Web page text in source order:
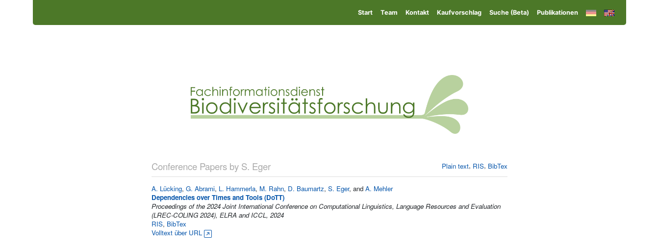
Start Team Kontakt Kaufvorschlag Suche (Beta) Publikationen
Plain text, RIS, BibTex
Conference Papers by S. Eger
A. Lücking, G. Abrami, L. Hammerla, M. Rahn, D. Baumartz, S. Eger, and A. Mehler
Dependencies over Times and Tools (DoTT)
Proceedings of the 2024 Joint International Conference on Computational Linguistics, Language Resources and Evaluation
(LREC-COLING 2024), ELRA and ICCL, 2024
RIS, BibTex
Volltext über URL